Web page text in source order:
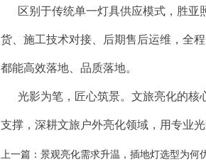
区别于传统单一灯具供应模式，胜亚
货、施工技术对接、后期售后运维，全
都能高效落地、品质落地。
光影为笔，匠心筑景。文旅亮化的核
支撑，深耕文旅户外亮化领域，用专业
上一篇：景观亮化需求升温，插地灯选型为何